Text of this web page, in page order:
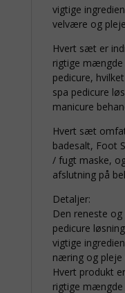
vigtige
velvære og
Hvert sæt er
rigtige mængde
pedicure,
spa pedicure
manicure
Hvert sæt
badesalt, Foot
/ fugt maske,
afslutning på
Detaljer:
Den reneste
pedicure
vigtige
næring og pleje
Hvert produkt
rigtige